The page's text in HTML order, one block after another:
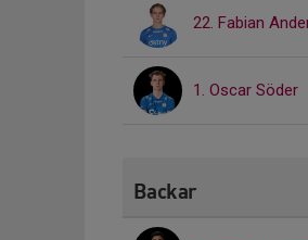
22. Fabian
1. Oscar Söder
Backar